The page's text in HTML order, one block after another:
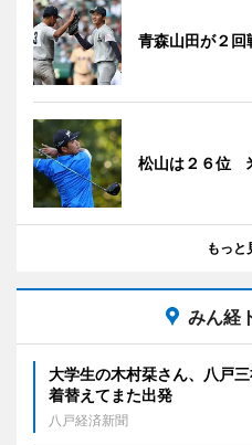
青森山田が２
松山は２６位
もっと
みん経
大学生の木村栞さん、八戸
着替えてまた出発
八戸経済新聞